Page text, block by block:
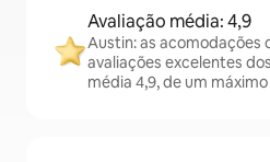
Avaliação média: 4,9
Austin: as acomodações
avaliações excelentes
média 4,9, de um